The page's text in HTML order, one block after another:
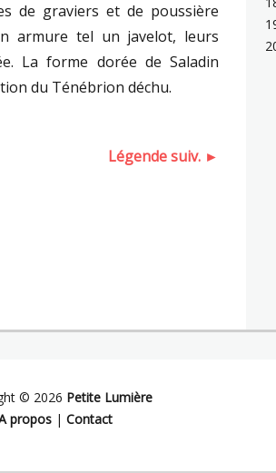
de graviers et de poussière
armure tel un javelot, leurs
La forme dorée de Saladin
du Ténébrion déchu.
Légende suiv. ►
© 2026 Petite Lumière
propos | Contact